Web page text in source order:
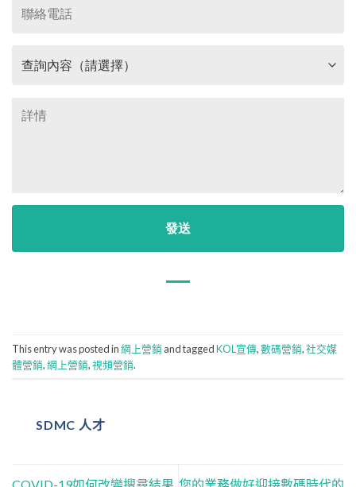
This entry was posted in網上營銷 and taggedKOL宣傳,數碼營銷,社交媒
體營銷,網上營銷,視頻營銷.
SDMC 人才
COVID-19如何改變搜尋結果 您的業務做好迎接數碼時代的